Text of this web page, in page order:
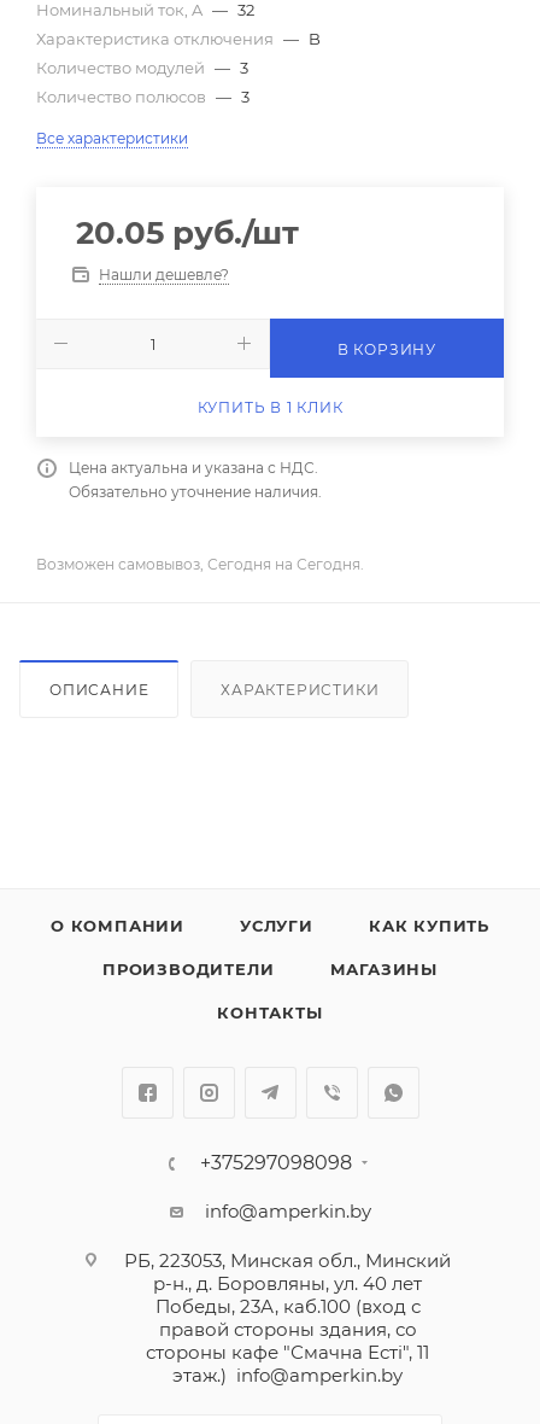
Номинальный ток, A — 32
Характеристика отключения — B
Количество модулей — 3
Количество полюсов — 3
Все характеристики
20.05 руб./шт
Нашли дешевле?
В КОРЗИНУ
КУПИТЬ В 1 КЛИК
Цена актуальна и указана с НДС.
Обязательно уточнение наличия.
Возможен самовывоз, Сегодня на Сегодня.
ОПИСАНИЕ ХАРАКТЕРИСТИКИ
О КОМПАНИИ УСЛУГИ КАК КУПИТЬ
ПРОИЗВОДИТЕЛИ МАГАЗИНЫ
КОНТАКТЫ
+375297098098
info@amperkin.by
РБ, 223053, Минская обл., Минский
р-н., д. Боровляны, ул. 40 лет
Победы, 23А, каб.100 (вход с
правой стороны здания, со
стороны кафе "Смачна Естi", 11
этаж.) info@amperkin.by